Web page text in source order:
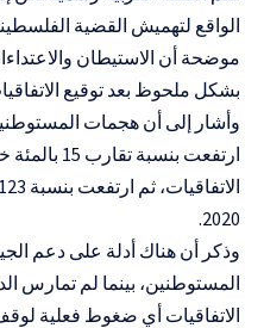
الواقع لتهميش القضية
موضحة أن الاستيطان
بشكل ملحوظ بعد توقيع
وأشار إلى أن هجمات
ارتفعت
2020.
وذكر أن هناك أدلة على دعم
المستوطنين، بينما لم تمارس
الاتفاقيات أي ضغوط فعلية